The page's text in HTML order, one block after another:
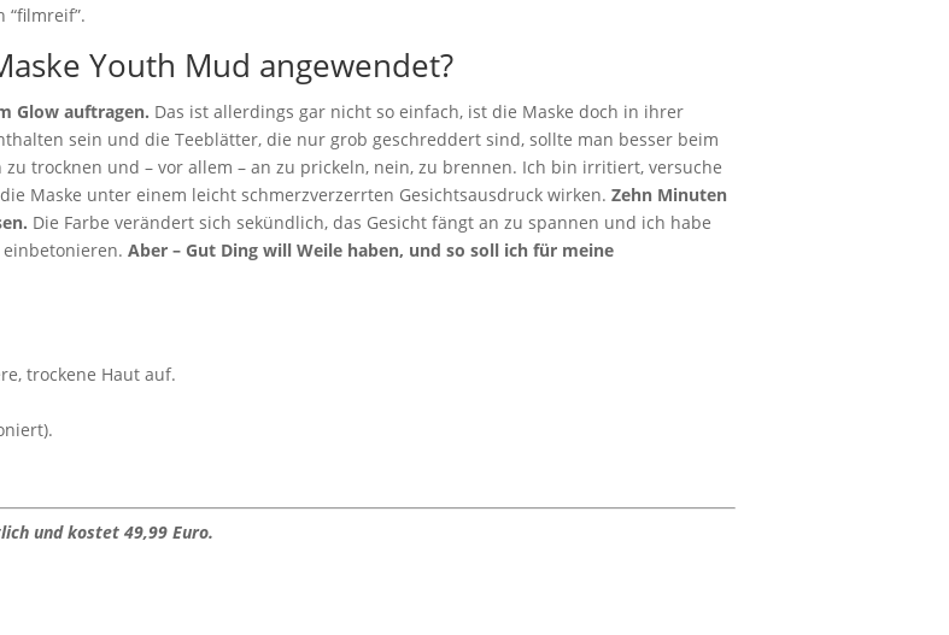
“filmreif”.
Youth Mud angewendet?
Glow auftragen. Das ist allerdings gar nicht so einfach, ist die Maske doch in ihrer
sein und die Teeblätter, die nur grob geschreddert sind, sollte man besser beim
trocknen und – vor allem – an zu prickeln, nein, zu brennen. Ich bin irritiert, versuche
Maske unter einem leicht schmerzverzerrten Gesichtsausdruck wirken. Zehn Minuten
Die Farbe verändert sich sekündlich, das Gesicht fängt an zu spannen und ich habe
Aber – Gut Ding will Weile haben, und so soll ich für meine
trockene Haut auf.
und kostet 49,99 Euro.